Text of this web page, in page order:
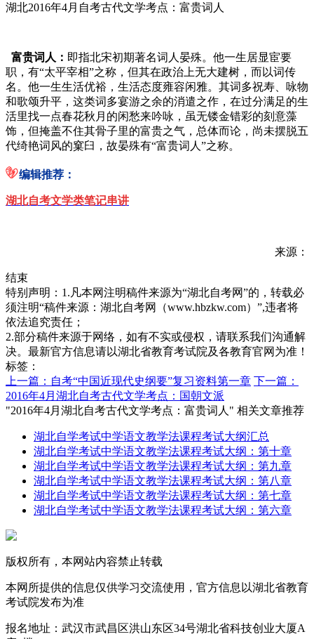
湖北2016年4月自考古代文学考点：富贵词人
富贵词人： 即指北宋初期著名词人晏殊。他一生居显宦要
职，有“太平宰相”之称，但其在政治上无大建树，而以词传
名。他一生生活优裕，生活态度雍容闲雅。其词多祝寿、咏物
和歌颂升平，这类词多宴游之余的消遣之作，在过分满足的生
活里找一点春花秋月的闲愁来吟咏，虽无镂金错彩的刻意藻
饰，但掩盖不住其骨子里的富贵之气，总体而论，尚未摆脱五
代绮艳词风的窠臼，故晏殊有“富贵词人”之称。
编辑推荐：
湖北自考文学类笔记串讲
来源：
结束
特别声明：1.凡本网注明稿件来源为“湖北自考网”的，转载必
须注明“稿件来源：湖北自考网（www.hbzkw.com）”,违者将
依法追究责任；
2.部分稿件来源于网络，如有不实或侵权，请联系我们沟通解
决。最新官方信息请以湖北省教育考试院及各教育官网为准！
标签：
上一篇：自考“中国近现代史纲要”复习资料第一章 下一篇：
2016年4月湖北自考古代文学考点：国朝文派
"2016年4月湖北自考古代文学考点：富贵词人" 相关文章推荐
湖北自学考试中学语文教学法课程考试大纲汇总
湖北自学考试中学语文教学法课程考试大纲：第十章
湖北自学考试中学语文教学法课程考试大纲：第九章
湖北自学考试中学语文教学法课程考试大纲：第八章
湖北自学考试中学语文教学法课程考试大纲：第七章
湖北自学考试中学语文教学法课程考试大纲：第六章
版权所有，本网站内容禁止转载
本网所提供的信息仅供学习交流使用，官方信息以湖北省教育
考试院发布为准
报名地址：武汉市武昌区洪山东区34号湖北省科技创业大厦A